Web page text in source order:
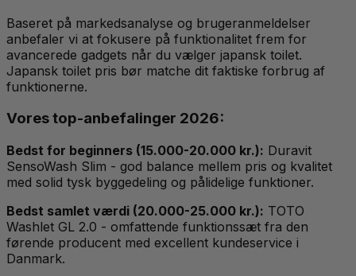
Baseret på markedsanalyse og brugeranmeldelser
anbefaler vi at fokusere på funktionalitet frem for
avancerede gadgets når du vælger japansk toilet.
Japansk toilet pris bør matche dit faktiske forbrug af
funktionerne.
Vores top-anbefalinger 2026:
Bedst for beginners (15.000-20.000 kr.): Duravit
SensoWash Slim - god balance mellem pris og kvalitet
med solid tysk byggedeling og pålidelige funktioner.
Bedst samlet værdi (20.000-25.000 kr.): TOTO
Washlet GL 2.0 - omfattende funktionssæt fra den
førende producent med excellent kundeservice i
Danmark.